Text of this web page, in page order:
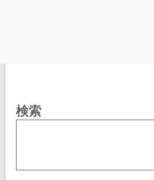
検索